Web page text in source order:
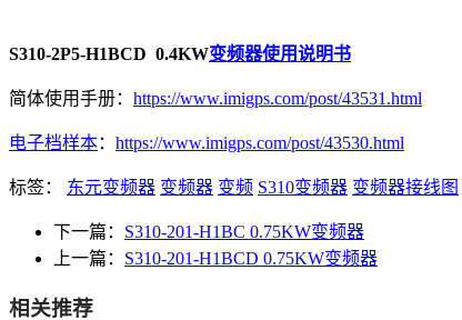
S310-2P5-H1BCD 0.4KW变频器使用说明书
简体使用手册： https://www.imigps.com/post/43531.html
电子档样本： https://www.imigps.com/post/43530.html
标签： 东元变频器 变频器 变频 S310变频器 变频器接线图
下一篇： S310-201-H1BC 0.75KW变频器
上一篇： S310-201-H1BCD 0.75KW变频器
相关推荐